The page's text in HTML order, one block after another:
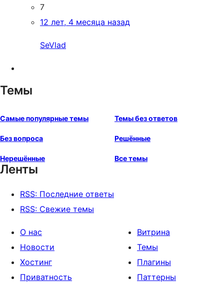
7
12 лет, 4 месяца назад
SeVlad
Темы
Самые популярные темы Темы без ответов
Без вопроса Решённые
Нерешённые Все темы
Ленты
RSS: Последние ответы
RSS: Свежие темы
О нас
Новости
Хостинг
Приватность
Витрина
Темы
Плагины
Паттерны